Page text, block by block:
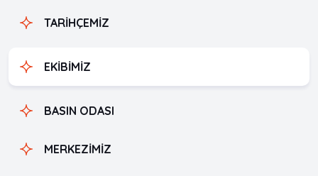
TARİHÇEMİZ
EKİBİMİZ
BASIN ODASI
MERKEZİMİZ